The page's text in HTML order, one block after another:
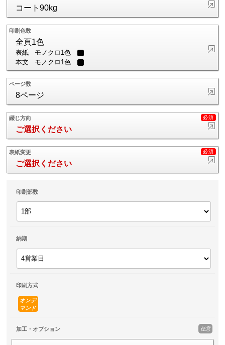
コート90kg
印刷色数
全頁1色
表紙
モノクロ1色
本文
モノクロ1色
ページ数
8ページ
綴じ方向
ご選択ください
表紙変更
ご選択ください
印刷部数
納期
印刷方式
オンデ
マンド
加工・オプション 任意